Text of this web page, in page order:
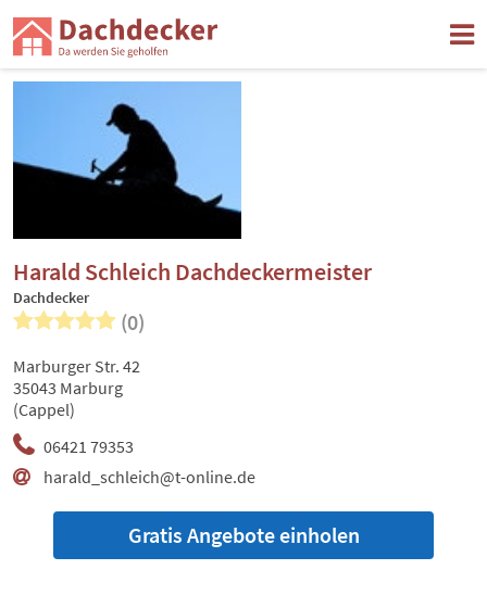
Harald Schleich Dachdeckermeister
Dachdecker
(0)
06421 79353
harald_schleich@t-online.de
Marburger Str. 42
35043 Marburg
(Cappel)
Gratis Angebote einholen